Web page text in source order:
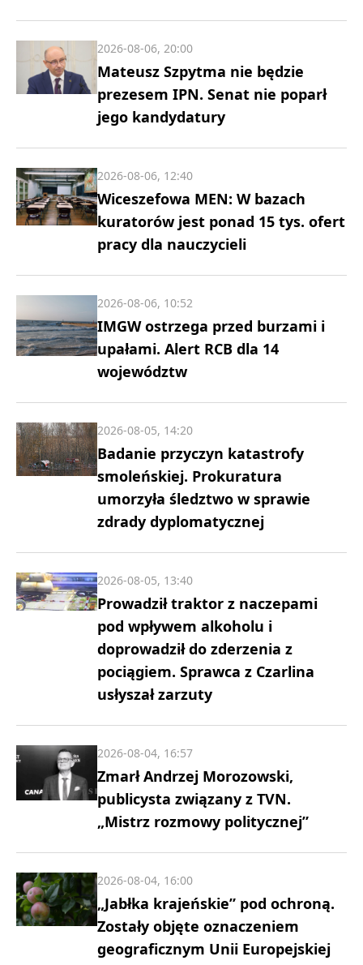
Mateusz Szpytma nie będzie
prezesem IPN. Senat nie poparł
jego kandydatury
2026-08-06, 20:00
Wiceszefowa MEN: W bazach
kuratorów jest ponad 15 tys. ofert
pracy dla nauczycieli
2026-08-06, 12:40
IMGW ostrzega przed burzami i
upałami. Alert RCB dla 14
województw
2026-08-06, 10:52
Badanie przyczyn katastrofy
smoleńskiej. Prokuratura
umorzyła śledztwo w sprawie
zdrady dyplomatycznej
2026-08-05, 14:20
Prowadził traktor z naczepami
pod wpływem alkoholu i
doprowadził do zderzenia z
pociągiem. Sprawca z Czarlina
usłyszał zarzuty
2026-08-05, 13:40
Zmarł Andrzej Morozowski,
publicysta związany z TVN.
„Mistrz rozmowy politycznej”
2026-08-04, 16:57
„Jabłka krajeńskie” pod ochroną.
Zostały objęte oznaczeniem
geograficznym Unii Europejskiej
2026-08-04, 16:00